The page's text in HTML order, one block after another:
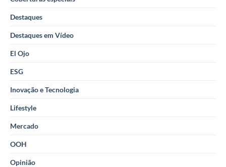
Destaques
Destaques em Vídeo
El Ojo
ESG
Inovação e Tecnologia
Lifestyle
Mercado
OOH
Opinião